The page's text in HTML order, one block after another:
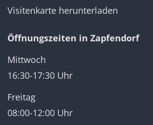
Visitenkarte herunterladen
Öffnungszeiten in Zapfendorf
Mittwoch
16:30-17:30 Uhr
Freitag
08:00-12:00 Uhr